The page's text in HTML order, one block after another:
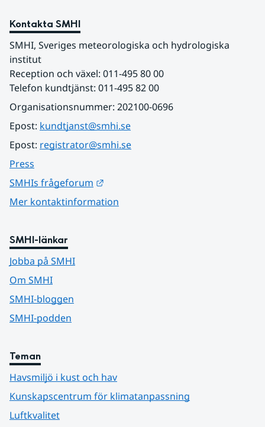
Kontakta SMHI
SMHI, Sveriges meteorologiska och hydrologiska
institut
Reception och växel: 011-495 80 00
Telefon kundtjänst: 011-495 82 00
Organisationsnummer: 202100-0696
Epost: kundtjanst@smhi.se
Epost: registrator@smhi.se
Press
SMHIs frågeforum
Mer kontaktinformation
SMHI-länkar
Jobba på SMHI
Om SMHI
SMHI-bloggen
SMHI-podden
Teman
Havsmiljö i kust och hav
Kunskapscentrum för klimatanpassning
Luftkvalitet